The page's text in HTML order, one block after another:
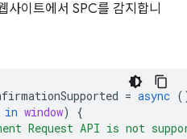
사이트에서 SPC를 감지합니
= async
in window)
{
Request API is not